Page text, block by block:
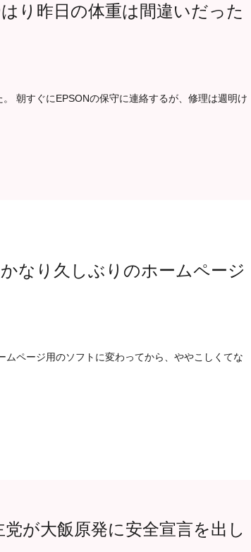
り昨日の体重は間違いだった
朝すぐにEPSONの保守に連絡するが、修理は週明け
り久しぶりのホームページ
ページ用のソフトに変わってから、ややこしくてな
が大飯原発に安全宣言を出し